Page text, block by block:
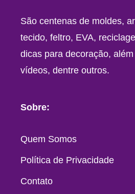
São centenas de moldes,
tecido, feltro, EVA,
dicas para decoração,
vídeos, dentre outros.
Sobre:
Quem Somos
Política de Privacidade
Contato